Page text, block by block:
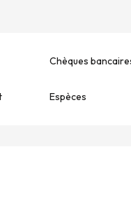
Chèques
Espèces